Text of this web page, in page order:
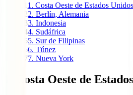
1. Costa Oeste de Estados Unidos
22. Berlín, Alemania
33. Indonesia
44. Sudáfrica
55. Sur de Filipinas
66. Túnez
77. Nueva York
1. Costa Oeste de